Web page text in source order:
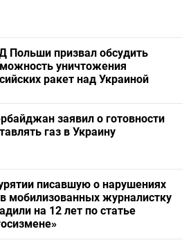
Польши призвал обсудить
уничтожения
ракет над Украиной
заявил о готовности
газ в Украину
писавшую о нарушениях
мобилизованных журналистку
на 12 лет по статье